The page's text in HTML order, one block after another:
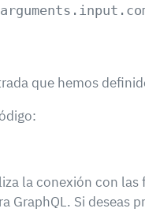
que hemos
la conexión con
Si deseas